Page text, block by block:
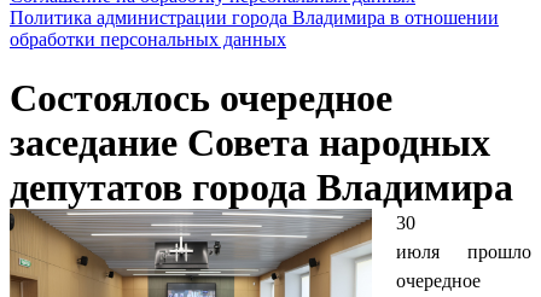
Политика администрации города Владимира в отношении
обработки персональных данных
Состоялось очередное
заседание Совета народных
депутатов города Владимира
30
июля прошло
очередное